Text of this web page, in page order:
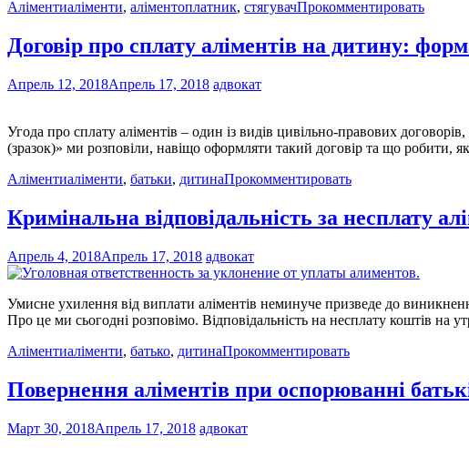
Аліментиаліменти, аліментоплатник, стягувачПрокомментировать
Договір про сплату аліментів на дитину:
Апрель 12, 2018Апрель 17, 2018 адвокат
Угода про сплату аліментів – один із видів цивільно-правових
(зразок)» ми розповіли, навіщо оформляти такий договір та що робити,
Аліментиаліменти, батьки, дитинаПрокомментировать
Кримінальна відповідальність за несплату
Апрель 4, 2018Апрель 17, 2018 адвокат
Умисне ухилення від виплати аліментів неминуче призведе до
Про це ми сьогодні розповімо. Відповідальність на несплату коштів
Аліментиаліменти, батько, дитинаПрокомментировать
Повернення аліментів при оспорюванні
Март 30, 2018Апрель 17, 2018 адвокат